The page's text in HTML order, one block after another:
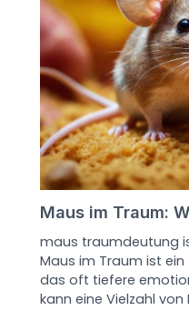
Maus im Traum:
maus traumdeutung
Maus im Traum ist
das oft tiefere
kann eine Vielzahl